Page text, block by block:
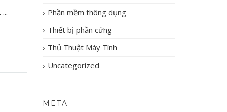
Phần mềm thông dụng
Thiết bị phần cứng
Thủ Thuật Máy Tính
Uncategorized
META